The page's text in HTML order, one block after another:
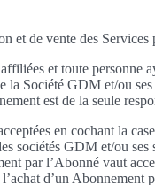
de vente des
et toute
Société GDM et/ou
est de la seule
en cochant la
sociétés GDM et/ou
par l’Abonné vaut
d’un